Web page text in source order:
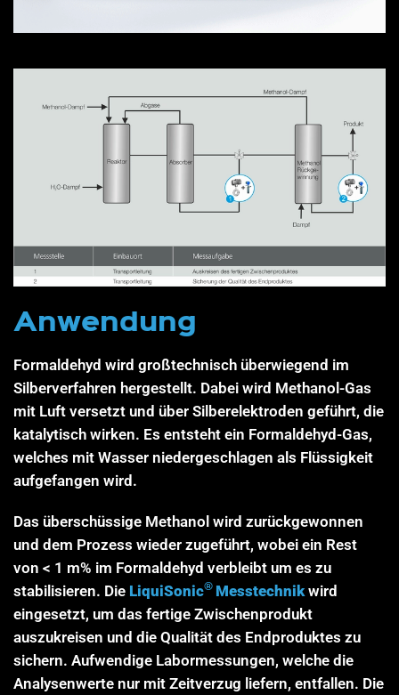
Anwendung
Formaldehyd wird großtechnisch überwiegend im
Silberverfahren hergestellt. Dabei wird Methanol-Gas
mit Luft versetzt und über Silberelektroden geführt, die
katalytisch wirken. Es entsteht ein Formaldehyd-Gas,
welches mit Wasser niedergeschlagen als Flüssigkeit
aufgefangen wird.
Das überschüssige Methanol wird zurückgewonnen
und dem Prozess wieder zugeführt, wobei ein Rest
von < 1 m% im Formaldehyd verbleibt um es zu
stabilisieren. Die LiquiSonic® Messtechnik wird
eingesetzt, um das fertige Zwischenprodukt
auszukreisen und die Qualität des Endproduktes zu
sichern. Aufwendige Labormessungen, welche die
Analysenwerte nur mit Zeitverzug liefern, entfallen. Die